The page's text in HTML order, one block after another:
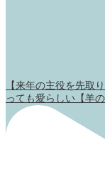
【来年の主役を先取
っても愛らしい【羊